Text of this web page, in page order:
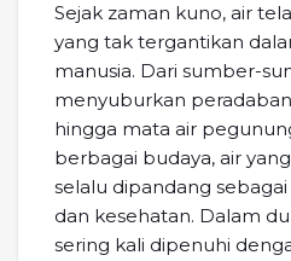
Sejak zaman kuno, air
yang tak tergantikan
manusia. Dari sumber-
menyuburkan
hingga mata air
berbagai budaya, air
selalu dipandang
dan kesehatan. Dalam
sering kali dipenuhi